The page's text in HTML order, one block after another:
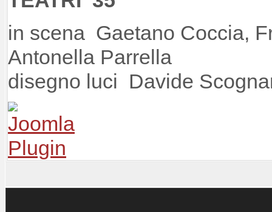
in scena Gaetano Coccia,
Antonella Parrella
disegno luci Davide